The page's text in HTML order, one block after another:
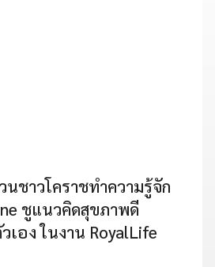
ชาวโคราชทำความรู้จัก
ชูแนวคิดสุขภาพดี
อง ในงาน RoyalLife